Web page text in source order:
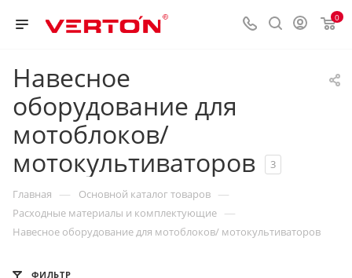
0
Навесное
оборудование для
мотоблоков/
мотокультиваторов
3
Главная — Основной каталог товаров —
Расходные материалы и комплектующие —
Навесное оборудование для мотоблоков/ мотокультиваторов
ФИЛЬТР